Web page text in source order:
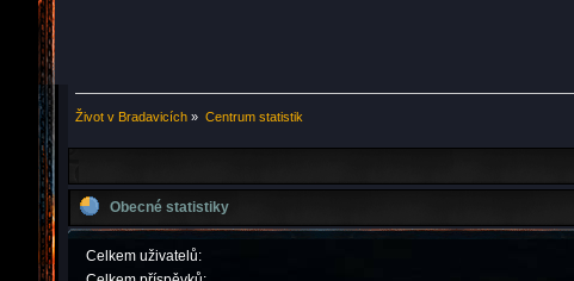
Život v Bradavicích » Centrum statistik
Obecné statistiky
Celkem uživatelů: